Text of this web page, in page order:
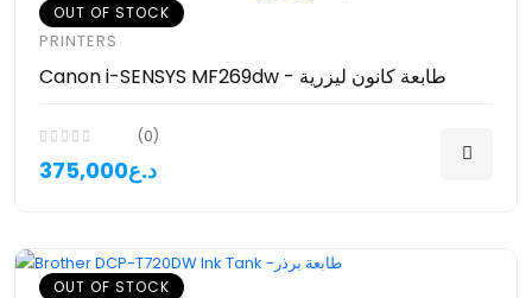
OUT OF STOCK
PRINTERS
Canon i-SENSYS MF269dw - طابعة كانون ليزرية
(0)
375,000د.ع
OUT OF STOCK